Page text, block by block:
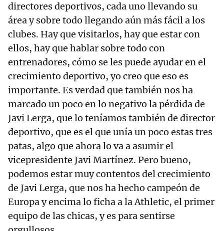
directores deportivos, cada uno llevando su
área y sobre todo llegando aún más fácil a los
clubes. Hay que visitarlos, hay que estar con
ellos, hay que hablar sobre todo con
entrenadores, cómo se les puede ayudar en el
crecimiento deportivo, yo creo que eso es
importante. Es verdad que también nos ha
marcado un poco en lo negativo la pérdida de
Javi Lerga, que lo teníamos también de director
deportivo, que es el que unía un poco estas tres
patas, algo que ahora lo va a asumir el
vicepresidente Javi Martínez. Pero bueno,
podemos estar muy contentos del crecimiento
de Javi Lerga, que nos ha hecho campeón de
Europa y encima lo ficha a la Athletic, el primer
equipo de las chicas, y es para sentirse